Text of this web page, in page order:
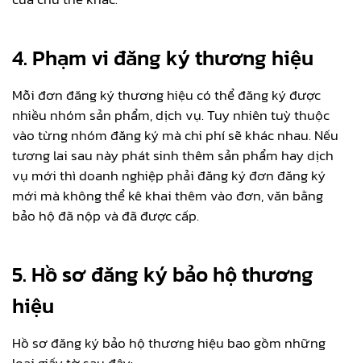
4. Phạm vi đăng ký thương hiệu
Mỗi đơn đăng ký thương hiệu có thể đăng ký được
nhiều nhóm sản phẩm, dịch vụ. Tuy nhiên tuỳ thuộc
vào từng nhóm đăng ký mà chi phí sẽ khác nhau. Nếu
tương lai sau này phát sinh thêm sản phẩm hay dịch
vụ mới thì doanh nghiệp phải đăng ký đơn đăng ký
mới mà không thể kê khai thêm vào đơn, văn bằng
bảo hộ đã nộp và đã được cấp.
5. Hồ sơ đăng ký bảo hộ thương
hiệu
Hồ sơ đăng ký bảo hộ thương hiệu bao gồm những